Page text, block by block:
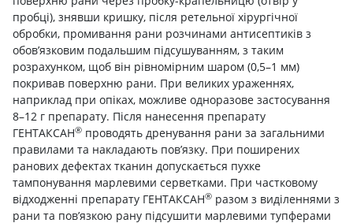
пробці), знявши кришку, після ретельної хірургічної
обробки, промивання рани розчинами антисептиків з
обов’язковим подальшим підсушуванням, з таким
розрахунком, щоб він рівномірним шаром (0,5–1 мм)
покривав поверхню рани. При великих ураженнях,
наприклад при опіках, можливе одноразове застосування
8–12 г препарату. Після нанесення препарату
ГЕНТАКСАН® проводять дренування рани за загальними
правилами та накладають пов’язку. При поширених
ранових дефектах тканин допускається пухке
тампонування марлевими серветками. При частковому
відходженні препарату ГЕНТАКСАН® разом з виділеннями з
рани та пов’язкою рану підсушити марлевими тупферами